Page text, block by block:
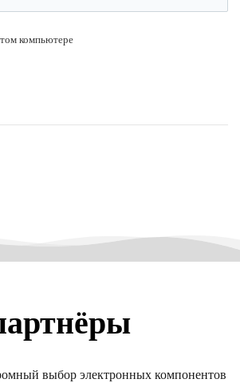
компьютере
выбор электронных компонентов